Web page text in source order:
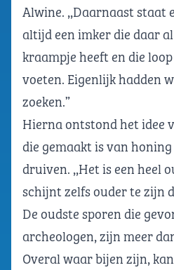
Alwine. ,,Daarnaast staat
altijd een imker die daar
kraampje heeft en die
voeten. Eigenlijk hadden
zoeken.”
Hierna ontstond het idee
die gemaakt is van
druiven. ,,Het is een heel
schijnt zelfs ouder te zijn
De oudste sporen die
archeologen, zijn meer
Overal waar bijen zijn,